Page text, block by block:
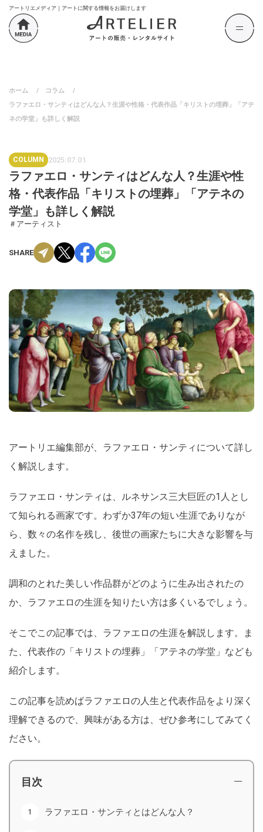
アートリエメディア｜アートに関する情報をお届けします
ホーム / コラム /
ラファエロ・サンティはどんな人？生涯や性格・代表作品「キリストの埋葬」「アテ
ネの学堂」も詳しく解説
COLUMN 2025.07.01
ラファエロ・サンティはどんな人？生涯や性
格・代表作品「キリストの埋葬」「アテネの
学堂」も詳しく解説
＃アーティスト
SHARE
アートリエ編集部が、ラファエロ・サンティについて詳し
く解説します。
ラファエロ・サンティは、ルネサンス三大巨匠の1人とし
て知られる画家です。わずか37年の短い生涯でありなが
ら、数々の名作を残し、後世の画家たちに大きな影響を与
えました。
調和のとれた美しい作品群がどのように生み出されたの
か、ラファエロの生涯を知りたい方は多くいるでしょう。
そこでこの記事では、ラファエロの生涯を解説します。ま
た、代表作の「キリストの埋葬」「アテネの学堂」なども
紹介します。
この記事を読めばラファエロの人生と代表作品をより深く
理解できるので、興味がある方は、ぜひ参考にしてみてく
ださい。
目次
ラファエロ・サンティとはどんな人？